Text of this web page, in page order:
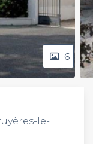
6
le-